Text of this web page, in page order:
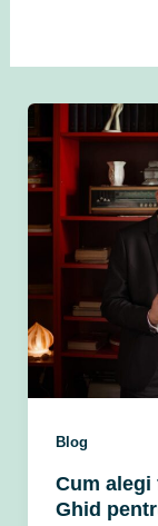
Blog
Cum
Ghid